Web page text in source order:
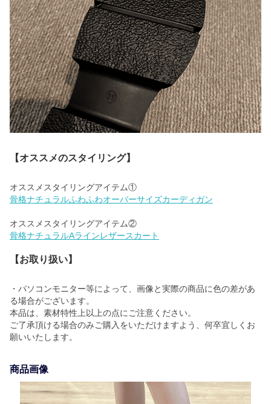
【オススメのスタイリング】
骨格ナチュラルふわふわオーバーサイズカーディガン
骨格ナチュラルAラインレザースカート
【お取り扱い】
・パソコンモニター等によって、画像と実際の商品に色の差があ
る場合がございます。
本品は、素材特性上以上の点にご注意ください。
ご了承頂ける場合のみご購入をいただけますよう、何卒宜しくお
願いいたします。
商品画像